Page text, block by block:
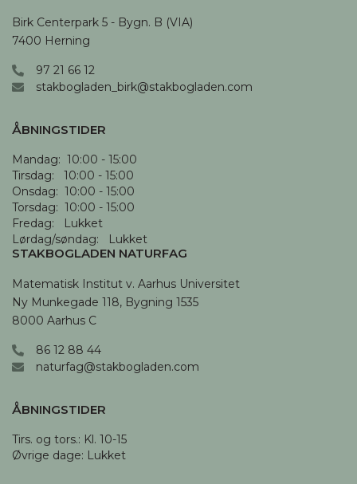
Birk Centerpark 5 - Bygn. B (VIA)
7400 Herning
97 21 66 12
stakbogladen_birk@stakbogladen.com
ÅBNINGSTIDER
Mandag:  10:00 - 15:00
Tirsdag:   10:00 - 15:00
Onsdag:  10:00 - 15:00
Torsdag:  10:00 - 15:00
Fredag:   Lukket
Lørdag/søndag:   Lukket
STAKBOGLADEN NATURFAG
Matematisk Institut v. Aarhus Universitet
Ny Munkegade 118, Bygning 1535
8000 Aarhus C
86 12 88 44
naturfag@stakbogladen.com
ÅBNINGSTIDER
Tirs. og tors.: Kl. 10-15
Øvrige dage: Lukket